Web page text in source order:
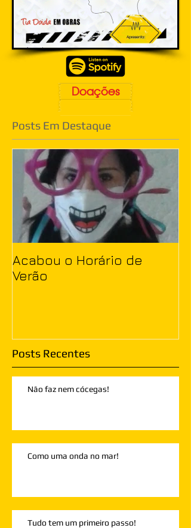
Doações
Posts Em Destaque
Acabou o Horário de
Verão
Posts Recentes
Não faz nem cócegas!
Como uma onda no mar!
Tudo tem um primeiro passo!